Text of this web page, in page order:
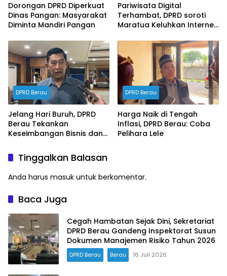
Dorongan DPRD Diperkuat
Dinas Pangan: Masyarakat
Diminta Mandiri Pangan
Pariwisata Digital
Terhambat, DPRD soroti
Maratua Keluhkan Internet
DPRD Berau
Jelang Hari Buruh, DPRD
Berau Tekankan
Keseimbangan Bisnis dan
DPRD Berau
Harga Naik di Tengah
Inflasi, DPRD Berau: Coba
Pelihara Lele
Tinggalkan Balasan
Anda harus masuk untuk berkomentar.
Baca Juga
Cegah Hambatan Sejak Dini, Sekretariat
DPRD Berau Gandeng Inspektorat Susun
Dokumen Manajemen Risiko Tahun 2026
DPRD Berau Berau 16 Juli 2026